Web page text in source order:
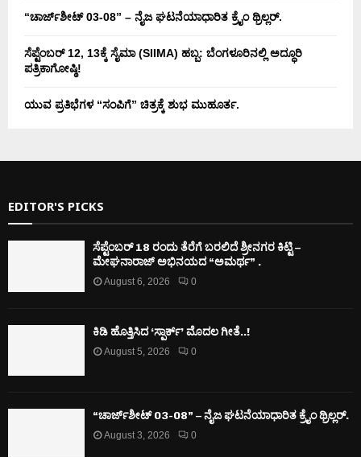
“ಚಾರ್ಜ್‌ಶೀಟ್ 03-08” – ನೈಜ ಘಟನೆಯಾಧಾರಿತ ಕ್ರೈಂ ಥ್ರಿಲ್ಲರ್.
ಸೆಪ್ಟೆಂಬರ್ 12, 13ಕ್ಕೆ ಸೈಮಾ (SIIMA) ಹಬ್ಬ: ಬೆಂಗಳೂರಿನಲ್ಲಿ ಅದ್ಧೂರಿ
ಪತ್ರಿಕಾಗೋಷ್ಠಿ!
ಯುವ ಪ್ರತಿಭೆಗಳ “ಸಂಪಿಗೆ” ಚಿತ್ರಕ್ಕೆ ಶುಭ ಮುಹೂರ್ತ.
EDITOR'S PICKS
ಸೆಪ್ಟೆಂಬರ್ 18 ರಂದು ತೆರೆಗೆ ಬರಲಿದೆ ಶ್ರೀನಗರ ಕಿಟ್ಟಿ –
ಮೇಘನಾರಾಜ್ ಅಭಿನಯದ “ಅಮರ್ಥ” .
August 6, 2026 0
ಕಿಡಿ‌‌ ಹೊತ್ತಿಸಿದ ‘ಸ್ಪಾರ್ಕ್’ ಮೊದಲ‌ ಗೀತೆ..!
August 5, 2026 0
“ಚಾರ್ಜ್‌ಶೀಟ್ 03-08” – ನೈಜ ಘಟನೆಯಾಧಾರಿತ ಕ್ರೈಂ ಥ್ರಿಲ್ಲರ್.
August 3, 2026 0